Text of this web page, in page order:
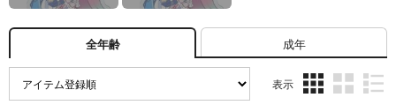
全年齢 成年
表示